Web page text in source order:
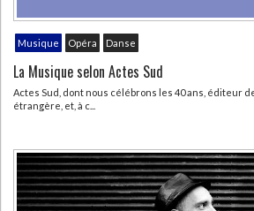
Musique Opéra Danse
La Musique selon Actes Sud
Actes Sud, dont nous célébrons les 40 ans, éditeur
étrangère, et, à c...